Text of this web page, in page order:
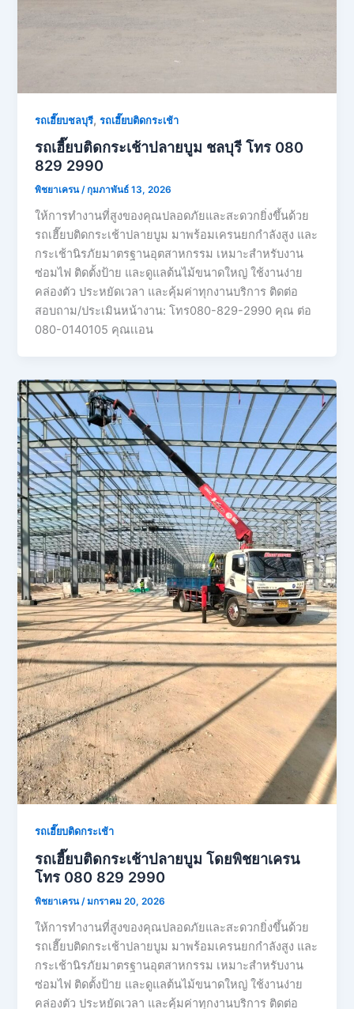
รถเฮี๊ยบชลบุรี,รถเฮี๊ยบติดกระเช้า
รถเฮี๊ยบติดกระเช้าปลายบูม ชลบุรี โทร 080
829 2990
พิชยาเครน/กุมภาพันธ์ 13, 2026
ให้การทำงานที่สูงของคุณปลอดภัยและสะดวกยิ่งขึ้นด้วย
รถเฮี๊ยบติดกระเช้าปลายบูม มาพร้อมเครนยกกำลังสูง และ
กระเช้านิรภัยมาตรฐานอุตสาหกรรม เหมาะสำหรับงาน
ซ่อมไฟ ติดตั้งป้าย และดูแลต้นไม้ขนาดใหญ่ ใช้งานง่าย
คล่องตัว ประหยัดเวลา และคุ้มค่าทุกงานบริการ ติดต่อ
สอบถาม/ประเมินหน้างาน: โทร080-829-2990 คุณ ต่อ
080-0140105 คุณเเอน
รถเฮี๊ยบติดกระเช้า
รถเฮี๊ยบติดกระเช้าปลายบูม โดยพิชยาเครน
โทร 080 829 2990
พิชยาเครน/มกราคม 20, 2026
ให้การทำงานที่สูงของคุณปลอดภัยและสะดวกยิ่งขึ้นด้วย
รถเฮี๊ยบติดกระเช้าปลายบูม มาพร้อมเครนยกกำลังสูง และ
กระเช้านิรภัยมาตรฐานอุตสาหกรรม เหมาะสำหรับงาน
ซ่อมไฟ ติดตั้งป้าย และดูแลต้นไม้ขนาดใหญ่ ใช้งานง่าย
คล่องตัว ประหยัดเวลา และคุ้มค่าทุกงานบริการ ติดต่อ